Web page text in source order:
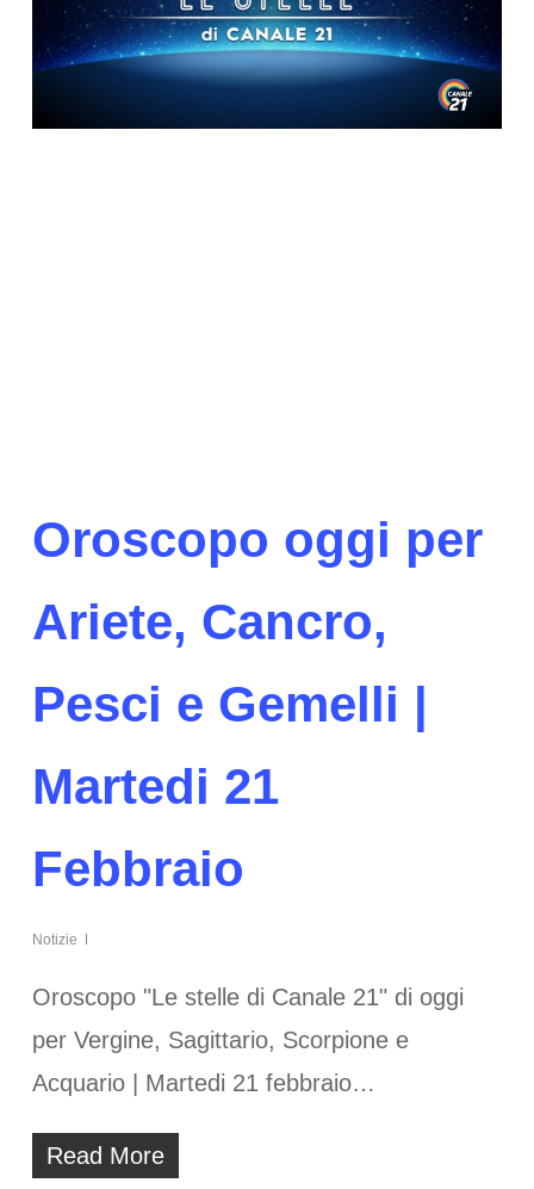
Oroscopo oggi per
Ariete, Cancro,
Pesci e Gemelli |
Martedi 21
Febbraio
Notizie
Oroscopo "Le stelle di Canale 21" di oggi
per Vergine, Sagittario, Scorpione e
Acquario | Martedi 21 febbraio…
Read More